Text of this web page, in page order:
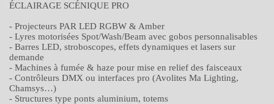
ÉCLAIRAGE SCÉNIQUE PRO
- Projecteurs PAR LED RGBW & Amber
- Lyres motorisées Spot/Wash/Beam avec gobos personnalisables
- Barres LED, stroboscopes, effets dynamiques et lasers sur
demande
- Machines à fumée & haze pour mise en relief des faisceaux
- Contrôleurs DMX ou interfaces pro (Avolites Ma Lighting,
Chamsys…)
- Structures type ponts aluminium, totems